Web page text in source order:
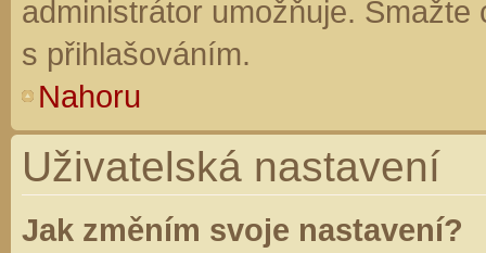
administrátor umožňuje.
s přihlašováním.
Nahoru
Uživatelská nastavení
Jak změním svoje nastavení?